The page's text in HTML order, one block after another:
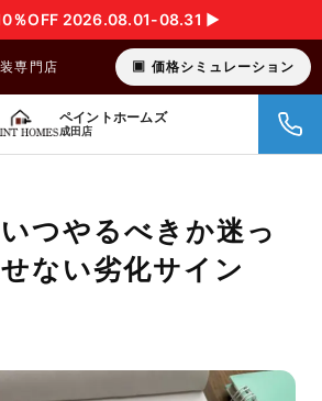
％OFF 2026.08.01-08.31 ▶︎
専門店 価格シミュレーション
ペイントホームズ
成田店
つやるべきか迷っ
ない劣化サイン